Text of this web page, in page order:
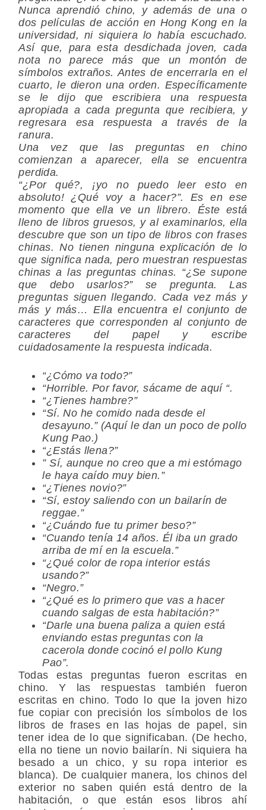
Nunca aprendió chino, y además de una o
dos películas de acción en Hong Kong en la
universidad, ni siquiera lo había escuchado.
Así que, para esta desdichada joven, cada
nota no parece más que un montón de
símbolos extraños. Antes de encerrarla en el
cuarto, le dieron una orden. Específicamente
se le dijo que escribiera una respuesta
apropiada a cada pregunta que recibiera, y
regresara esa respuesta a través de la
ranura.
Una vez que las preguntas en chino
comienzan a aparecer, ella se encuentra
perdida.
“¿Por qué?, ¡yo no puedo leer esto en
absoluto! ¿Qué voy a hacer?”. Es en ese
momento que ella ve un librero. Éste está
lleno de libros gruesos, y al examinarlos, ella
descubre que son un tipo de libros con frases
chinas. No tienen ninguna explicación de lo
que significa nada, pero muestran respuestas
chinas a las preguntas chinas. “¿Se supone
que debo usarlos?” se pregunta. Las
preguntas siguen llegando. Cada vez más y
más y más… Ella encuentra el conjunto de
caracteres que corresponden al conjunto de
caracteres del papel y escribe
cuidadosamente la respuesta indicada.
“¿Cómo va todo?”
“Horrible. Por favor, sácame de aquí “.
“¿Tienes hambre?”
“Sí. No he comido nada desde el
desayuno.” (Aquí le dan un poco de pollo
Kung Pao.)
“¿Estás llena?”
” Sí, aunque no creo que a mi estómago
le haya caído muy bien.”
“¿Tienes novio?”
“Sí, estoy saliendo con un bailarín de
reggae.”
“¿Cuándo fue tu primer beso?”
“Cuando tenía 14 años. Él iba un grado
arriba de mí en la escuela.”
“¿Qué color de ropa interior estás
usando?”
“Negro.”
“¿Qué es lo primero que vas a hacer
cuando salgas de esta habitación?”
“Darle una buena paliza a quien está
enviando estas preguntas con la
cacerola donde cocinó el pollo Kung
Pao”.
Todas estas preguntas fueron escritas en
chino. Y las respuestas también fueron
escritas en chino. Todo lo que la joven hizo
fue copiar con precisión los símbolos de los
libros de frases en las hojas de papel, sin
tener idea de lo que significaban. (De hecho,
ella no tiene un novio bailarín. Ni siquiera ha
besado a un chico, y su ropa interior es
blanca). De cualquier manera, los chinos del
exterior no saben quién está dentro de la
habitación, o que están esos libros ahí